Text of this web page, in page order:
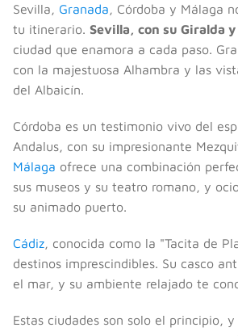
Sevilla, Granada, Córdoba y Málaga
tu itinerario. Sevilla, con su Giralda
ciudad que enamora a cada paso.
con la majestuosa Alhambra y las
del Albaicín.
Córdoba es un testimonio vivo del
Andalus, con su impresionante
Málaga ofrece una combinación
sus museos y su teatro romano, y
su animado puerto.
Cádiz, conocida como la "Tacita de
destinos imprescindibles. Su casco
el mar, y su ambiente relajado te
Estas ciudades son solo el principio,